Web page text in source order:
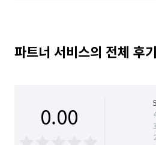
파트너 서비스의 전체 후기
0.00 5
3